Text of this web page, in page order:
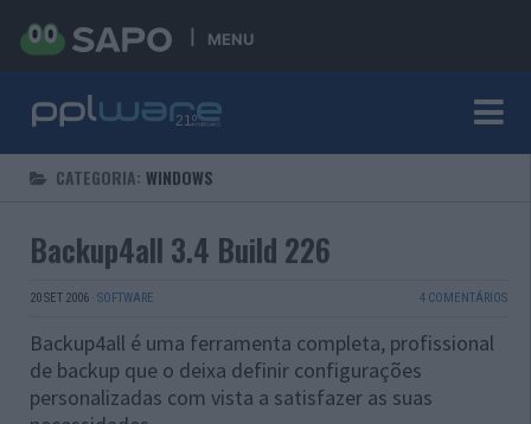
MENU
CATEGORIA: WINDOWS
Backup4all 3.4 Build 226
20 SET 2006 · SOFTWARE 4 COMENTÁRIOS
Backup4all é uma ferramenta completa, profissional
de backup que o deixa definir configurações
personalizadas com vista a satisfazer as suas